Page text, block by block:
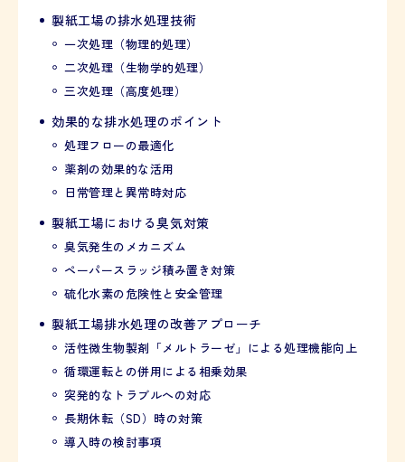
製紙工場の排水処理技術
一次処理（物理的処理）
二次処理（生物学的処理）
三次処理（高度処理）
効果的な排水処理のポイント
処理フローの最適化
薬剤の効果的な活用
日常管理と異常時対応
製紙工場における臭気対策
臭気発生のメカニズム
ペーパースラッジ積み置き対策
硫化水素の危険性と安全管理
製紙工場排水処理の改善アプローチ
活性微生物製剤「メルトラーゼ」による処理機能向上
循環運転との併用による相乗効果
突発的なトラブルへの対応
長期休転（SD）時の対策
導入時の検討事項